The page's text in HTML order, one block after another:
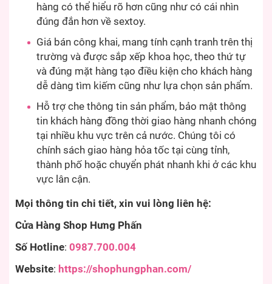
hàng có thể hiểu rõ hơn cũng như có cái nhìn
đúng đắn hơn về sextoy.
Giá bán công khai, mang tính cạnh tranh trên thị
trường và được sắp xếp khoa học, theo thứ tự
và đúng mặt hàng tạo điều kiện cho khách hàng
dễ dàng tìm kiếm cũng như lựa chọn sản phẩm.
Hỗ trợ che thông tin sản phẩm, bảo mật thông
tin khách hàng đồng thời giao hàng nhanh chóng
tại nhiều khu vực trên cả nước. Chúng tôi có
chính sách giao hàng hỏa tốc tại cùng tỉnh,
thành phố hoặc chuyển phát nhanh khi ở các khu
vực lân cận.
Mọi thông tin chi tiết, xin vui lòng liên hệ:
Cửa Hàng Shop Hưng Phấn
Số Hotline: 0987.700.004
Website: https://shophungphan.com/